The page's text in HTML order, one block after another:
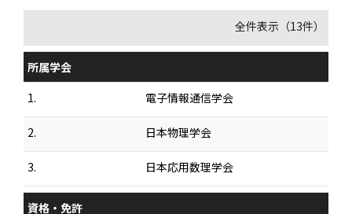
全件表示（13件）
所属学会
1.
電子情報通信学会
2. 日本物理学会
3. 日本応用数理学会
資格・免許